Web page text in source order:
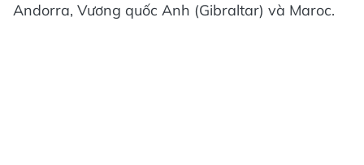
Andorra, Vương quốc Anh (Gibraltar) và Maroc.